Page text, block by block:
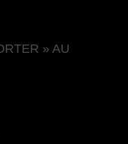
» AU